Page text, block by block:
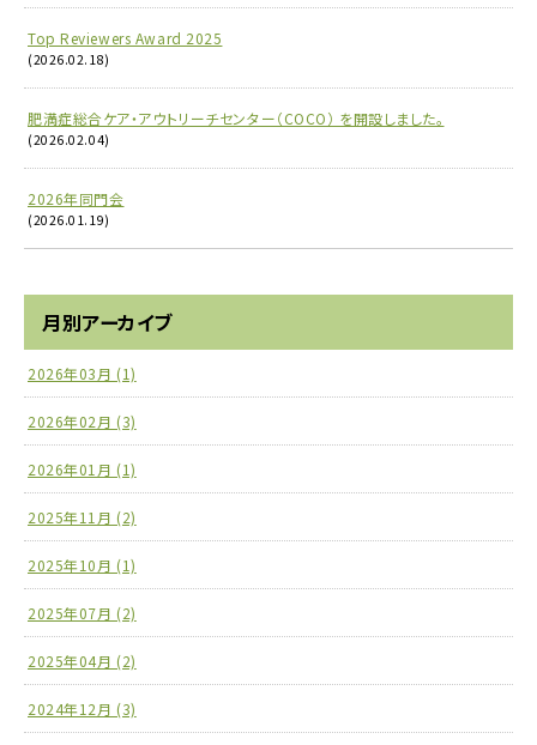
Top Reviewers Award 2025
(2026.02.18)
肥満症総合ケア・アウトリーチセンター（COCO） を開設しました。
(2026.02.04)
2026年同門会
(2026.01.19)
月別アーカイブ
2026年03月 (1)
2026年02月 (3)
2026年01月 (1)
2025年11月 (2)
2025年10月 (1)
2025年07月 (2)
2025年04月 (2)
2024年12月 (3)